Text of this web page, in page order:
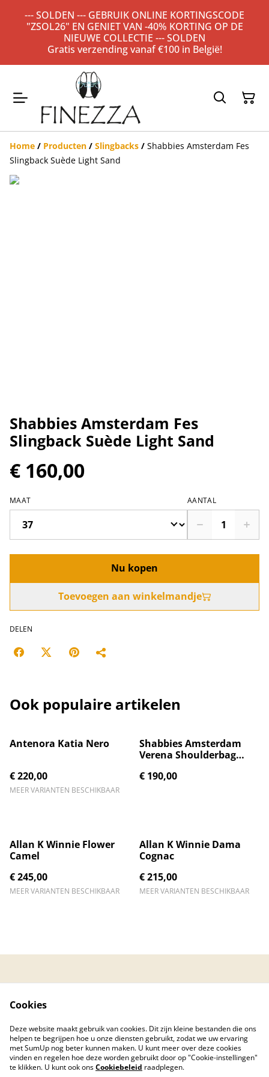
--- SOLDEN --- GEBRUIK ONLINE KORTINGSCODE
"ZSOL26" EN GENIET VAN -40% KORTING OP DE
NIEUWE COLLECTIE --- SOLDEN
Gratis verzending vanaf €100 in België!
Home / Producten / Slingbacks / Shabbies Amsterdam Fes
Slingback Suède Light Sand
Shabbies Amsterdam Fes
Slingback Suède Light Sand
€ 160,00
MAAT AANTAL
Nu kopen
Toevoegen aan winkelmandje
DELEN
Ook populaire artikelen
Antenora Katia Nero
€ 220,00
MEER VARIANTEN BESCHIKBAAR
Shabbies Amsterdam
Verena Shoulderbag
€ 190,00
Allan K Winnie Flower
Camel
€ 245,00
MEER VARIANTEN BESCHIKBAAR
Allan K Winnie Dama
Cognac
€ 215,00
MEER VARIANTEN BESCHIKBAAR
Created by © 2026
PC Care Center
Cookies
Deze website maakt gebruik van cookies. Dit zijn kleine bestanden die ons
helpen te begrijpen hoe u onze diensten gebruikt, zodat we uw ervaring
met SumUp nog beter kunnen maken. U kunt meer over deze cookies
vinden en regelen hoe deze worden gebruikt door op "Cookie-instellingen"
te klikken. U kunt ook onsCookiebeleid raadplegen.